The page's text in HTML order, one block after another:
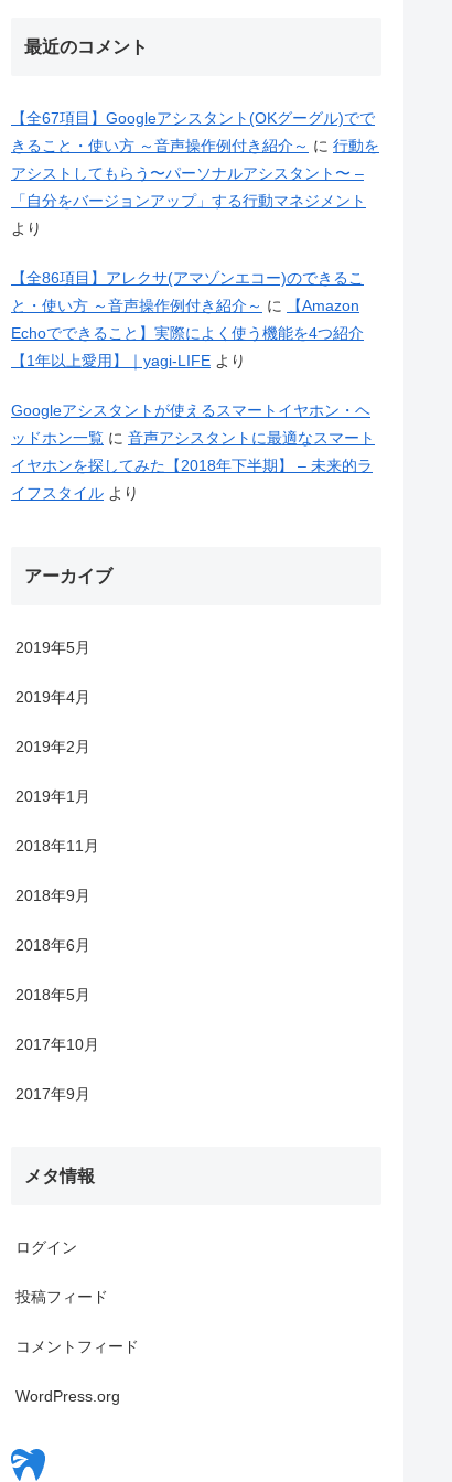
最近のコメント
【全67項目】Googleアシスタント(OKグーグル)でで
きること・使い方 ～音声操作例付き紹介～ に 行動を
アシストしてもらう〜パーソナルアシスタント〜 –
「自分をバージョンアップ」する行動マネジメント
より
【全86項目】アレクサ(アマゾンエコー)のできるこ
と・使い方 ～音声操作例付き紹介～ に
【Amazon
Echoでできること】実際によく使う機能を4つ紹介
【1年以上愛用】｜yagi-LIFE より
Googleアシスタントが使えるスマートイヤホン・ヘ
ッドホン一覧 に 音声アシスタントに最適なスマート
イヤホンを探してみた【2018年下半期】 – 未来的ラ
イフスタイル より
アーカイブ
2019年5月
2019年4月
2019年2月
2019年1月
2018年11月
2018年9月
2018年6月
2018年5月
2017年10月
2017年9月
メタ情報
ログイン
投稿フィード
コメントフィード
WordPress.org